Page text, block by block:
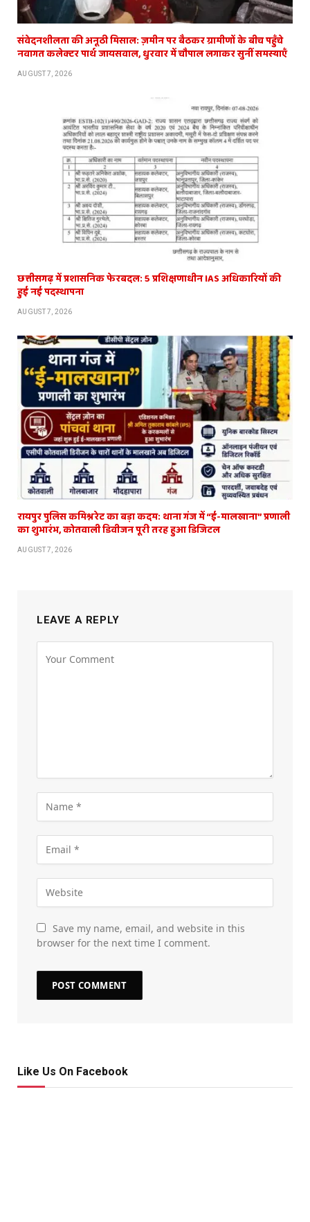
संवेदनशीलता की अनूठी मिसाल: ज़मीन पर बैठकर ग्रामीणों के बीच पहुँचे
नवागत कलेक्टर पार्थ जायसवाल, धुरवार में चौपाल लगाकर सुनीं समस्याएँ
AUGUST 7, 2026
छत्तीसगढ़ में प्रशासनिक फेरबदल: 5 प्रशिक्षणाधीन IAS अधिकारियों की
हुई नई पदस्थापना
AUGUST 7, 2026
रायपुर पुलिस कमिश्नरेट का बड़ा कदम: थाना गंज में “ई-मालखाना” प्रणाली
का शुभारंभ, कोतवाली डिवीजन पूरी तरह हुआ डिजिटल
AUGUST 7, 2026
LEAVE A REPLY
Save my name, email, and website in this
browser for the next time I comment.
Like Us On Facebook